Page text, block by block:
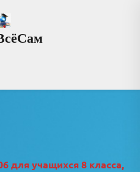
для учащихся 8 класса,